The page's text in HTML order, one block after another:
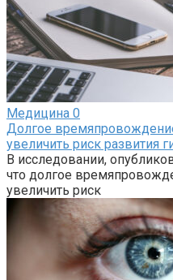
Медицина 0
Долгое
увеличить риск развития
В исследовании,
что долгое
увеличить риск